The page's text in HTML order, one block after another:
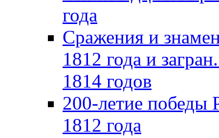
года
Сражения и
1812 года и
1814 годов
200-летие победы
1812 года